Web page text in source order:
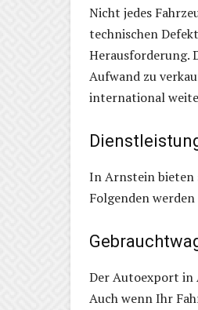
Nicht jedes
technischen
Herausforderung.
Aufwand zu
international
In Arnstein bieten
Folgenden
Der Autoexport in
Auch wenn Ihr